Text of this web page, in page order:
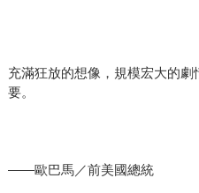
充滿狂放的想像，規模宏大的
要。
――歐巴馬／前美國總統